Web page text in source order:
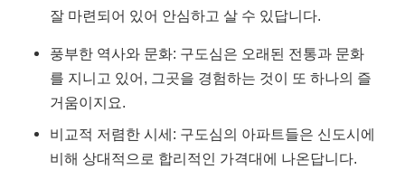
잘 마련되어 있어 안심하고 살 수 있답니다.
풍부한 역사와 문화: 구도심은 오래된 전통과 문화
를 지니고 있어, 그곳을 경험하는 것이 또 하나의 즐
거움이지요.
비교적 저렴한 시세: 구도심의 아파트들은 신도시에
비해 상대적으로 합리적인 가격대에 나온답니다.